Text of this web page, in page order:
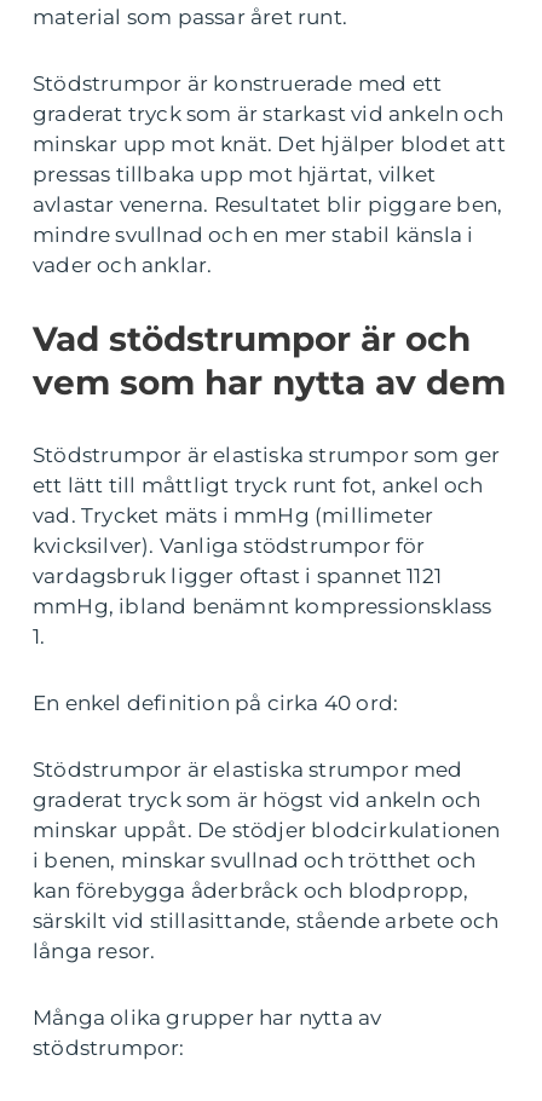
material som passar året runt.
Stödstrumpor är konstruerade med ett
graderat tryck som är starkast vid ankeln och
minskar upp mot knät. Det hjälper blodet att
pressas tillbaka upp mot hjärtat, vilket
avlastar venerna. Resultatet blir piggare ben,
mindre svullnad och en mer stabil känsla i
vader och anklar.
Vad stödstrumpor är och
vem som har nytta av dem
Stödstrumpor är elastiska strumpor som ger
ett lätt till måttligt tryck runt fot, ankel och
vad. Trycket mäts i mmHg (millimeter
kvicksilver). Vanliga stödstrumpor för
vardagsbruk ligger oftast i spannet 1121
mmHg, ibland benämnt kompressionsklass
1.
En enkel definition på cirka 40 ord:
Stödstrumpor är elastiska strumpor med
graderat tryck som är högst vid ankeln och
minskar uppåt. De stödjer blodcirkulationen
i benen, minskar svullnad och trötthet och
kan förebygga åderbråck och blodpropp,
särskilt vid stillasittande, stående arbete och
långa resor.
Många olika grupper har nytta av
stödstrumpor: